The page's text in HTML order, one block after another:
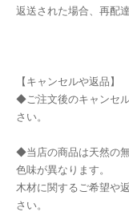
返送された場合、再配
【キャンセルや返品】
◆ご注文後のキャンセ
さい。
◆当店の商品は天然の
色味が異なります。
木材に関するご希望や
さい。